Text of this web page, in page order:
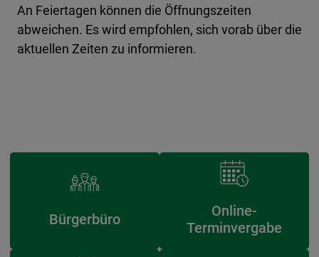
An Feiertagen können die Öffnungszeiten
abweichen. Es wird empfohlen, sich vorab über die
aktuellen Zeiten zu informieren.
Bürgerbüro
Online-
Terminvergabe